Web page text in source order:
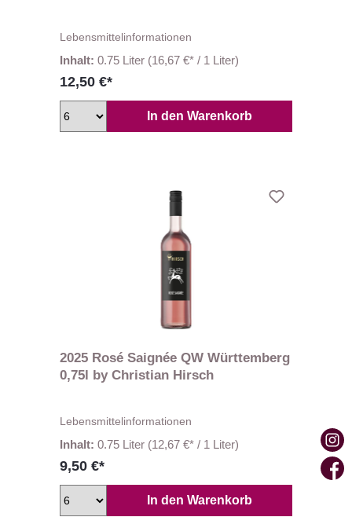
Lebensmittelinformationen
Inhalt: 0.75 Liter (16,67 €* / 1 Liter)
12,50 €*
In den Warenkorb
2025 Rosé Saignée QW Württemberg
0,75l by Christian Hirsch
Lebensmittelinformationen
Inhalt: 0.75 Liter (12,67 €* / 1 Liter)
9,50 €*
In den Warenkorb